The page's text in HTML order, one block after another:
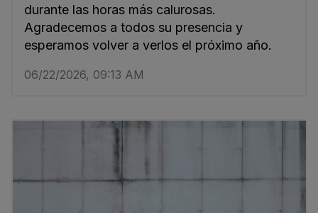
durante las horas más calurosas.
Agradecemos a todos su presencia y
esperamos volver a verlos el próximo año.
06/22/2026, 09:13 AM